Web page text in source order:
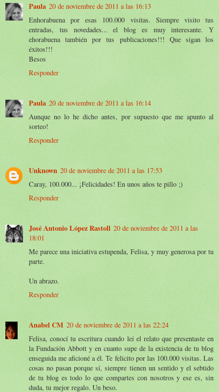
Paula 20 de noviembre de 2011 a las 16:13
Enhorabuena por esas 100.000 visitas. Siempre visito tus
entradas, tus novedades... el blog es muy interesante. Y
ehorabuena también por tus publicaciones!!! Que sigan los
éxitos!!!
Besos
Responder
Paula 20 de noviembre de 2011 a las 16:14
Aunque no lo he dicho antes, por supuesto que me apunto al
sorteo!
Responder
Unknown 20 de noviembre de 2011 a las 17:53
Caray, 100.000... ¡Felicidades! En unos años te pillo ;)
Responder
José Antonio López Rastoll 20 de noviembre de 2011 a las
18:01
Me parece una iniciativa estupenda, Felisa, y muy generosa por tu
parte.
Un abrazo.
Responder
Anabel CM 20 de noviembre de 2011 a las 22:24
Felisa, conocí tu escritura cuando leí el relato que presentaste en
la Fundación Abbott y en cuanto supe de la existencia de tu blog
enseguida me aficioné a él. Te felicito por las 100.000 visitas. Las
cosas no pasan porque sí, siempre tienen un sentido y el sebtido
de tu blog es todo lo que compartes con nosotros y ese es, sin
duda, tu mejor regalo. Un beso.